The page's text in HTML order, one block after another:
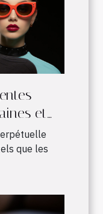
et
que les